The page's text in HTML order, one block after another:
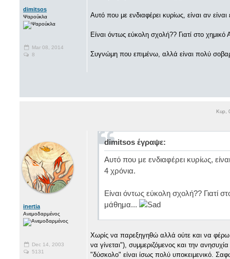
dimitsos
Ψαρούκλα
Mar 08, 2014
8
Αυτό που με ενδιαφέρει κυρίως, είναι αν
Είναι όντως εύκολη σχολή?? Γιατί στο
Συγνώμη που επιμένω, αλλά είναι πολύ
Κυρ,
inertia
Ανεμοδαρμένος
Dec 14, 2003
5131
dimitsos έγραψε:
Αυτό που με ενδιαφέρει κυρίως,
4 χρόνια.
Είναι όντως εύκολη σχολή?? Γιατί
μάθημα...
Χωρίς να παρεξηγηθώ αλλά ούτε και να
να γίνεται"), συμμεριζόμενος και την
"δύσκολο" είναι ίσως πολύ υποκειμενικό.